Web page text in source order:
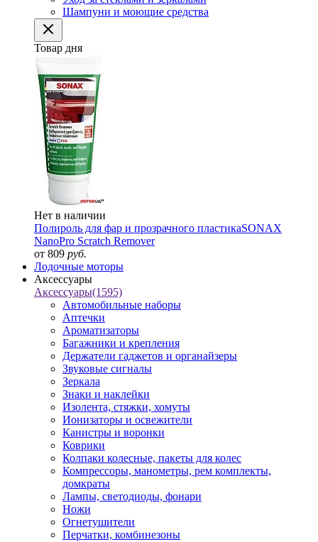
Шампуни и моющие средства
Товар дня
Нет в наличии
Полироль для фар и прозрачного пластикаSONAX
NanoPro Scratch Remover
от 809 руб.
Лодочные моторы
Аксессуары
Аксессуары(1595)
Автомобильные наборы
Аптечки
Ароматизаторы
Багажники и крепления
Держатели гаджетов и органайзеры
Звуковые сигналы
Зеркала
Знаки и наклейки
Изолента, стяжки, хомуты
Ионизаторы и освежители
Канистры и воронки
Коврики
Колпаки колесные, пакеты для колес
Компрессоры, манометры, рем комплекты,
домкраты
Лампы, светодиоды, фонари
Ножи
Огнетушители
Перчатки, комбинезоны